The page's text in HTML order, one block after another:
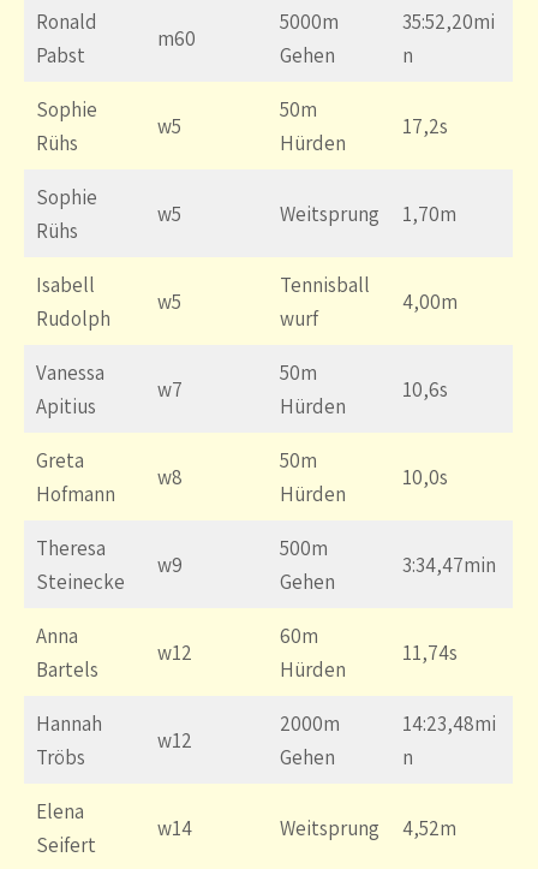
Ronald
Pabst
m60
5000m
Gehen
35:52,20mi
n
Sophie
Rühs
w5
50m
Hürden
17,2s
Sophie
Rühs
w5 Weitsprung 1,70m
Isabell
Rudolph
w5
Tennisball
wurf
4,00m
Vanessa
Apitius
w7
50m
Hürden
10,6s
Greta
Hofmann
w8
50m
Hürden
10,0s
Theresa
Steinecke
w9
500m
Gehen
3:34,47min
Anna
Bartels
w12
60m
Hürden
11,74s
Hannah
Tröbs
w12
2000m
Gehen
14:23,48mi
n
Elena
Seifert
w14 Weitsprung 4,52m